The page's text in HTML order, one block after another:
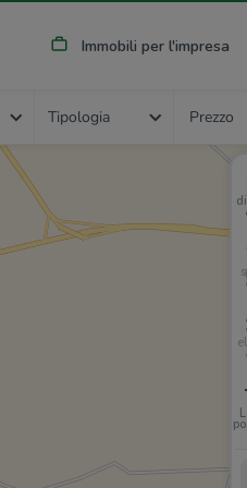
Immobili per l'impresa
Tipologia Prezzo